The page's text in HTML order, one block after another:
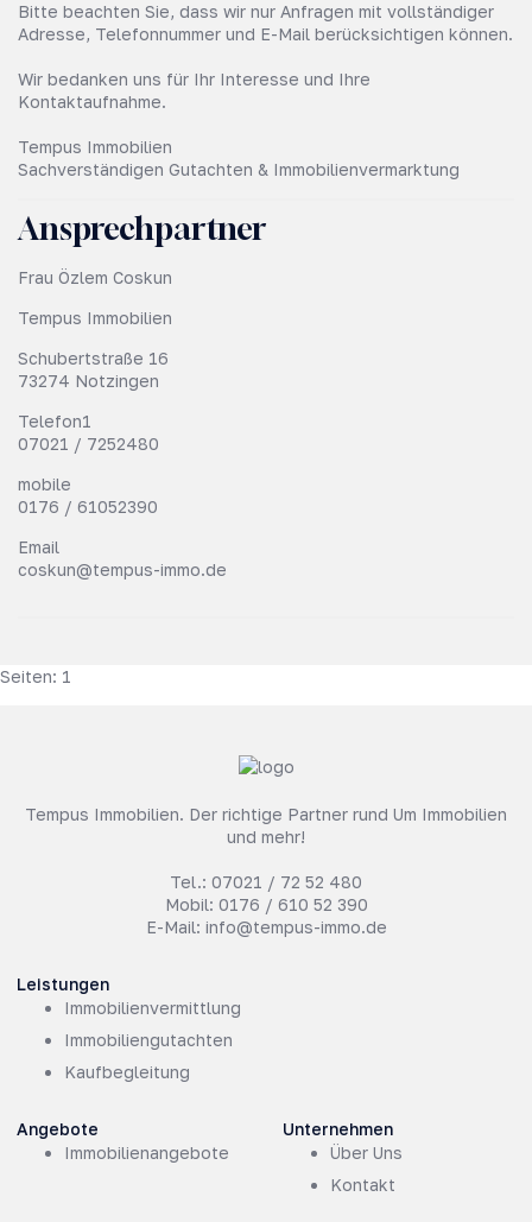
Bitte beachten Sie, dass wir nur Anfragen mit vollständiger
Adresse, Telefonnummer und E-Mail berücksichtigen können.
Wir bedanken uns für Ihr Interesse und Ihre
Kontaktaufnahme.
Tempus Immobilien
Sachverständigen Gutachten & Immobilienvermarktung
Ansprechpartner
Frau Özlem Coskun
Tempus Immobilien
Schubertstraße 16
73274 Notzingen
Telefon1
07021 / 7252480
mobile
0176 / 61052390
Email
coskun@tempus-immo.de
Seiten: 1
Tempus Immobilien. Der richtige Partner rund Um Immobilien
und mehr!
Tel.: 07021 / 72 52 480
Mobil: 0176 / 610 52 390
E-Mail: info@tempus-immo.de
Leistungen
Immobilienvermittlung
Immobiliengutachten
Kaufbegleitung
Angebote
Immobilienangebote
Unternehmen
Über Uns
Kontakt